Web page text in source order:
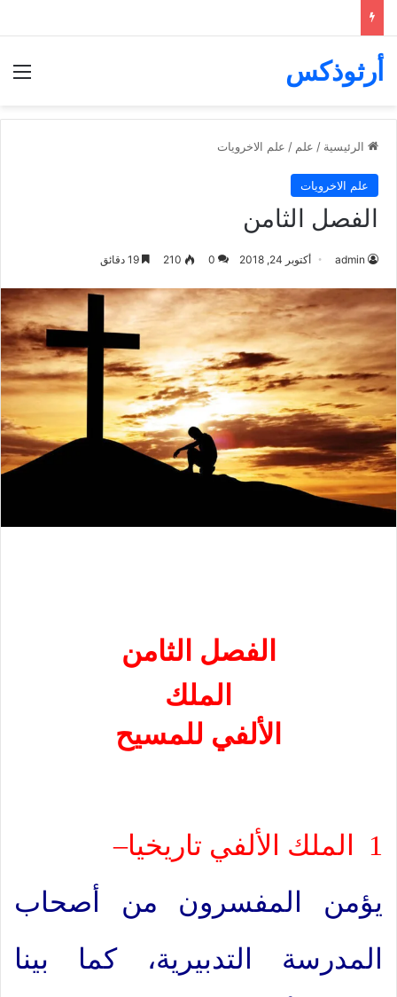
أرثوذكس
الرئيسية / علم / علم الاخرويات
علم الاخرويات
الفصل الثامن
admin أكتوبر 24, 2018 0
210
الفصل الثامن
الملك
الألفي للمسيح
1
–الملك الألفي تاريخيا
يؤمن المفسرون من أصحاب
المدرسة التدبيرية، كما بينا